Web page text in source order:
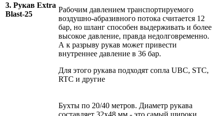
3. Рукав Extra
Blast-25
Рабочим давлением транспортируемого
воздушно-абразивного потока считается 12
бар, но шланг способен выдерживать и более
высокое давление, правда недолговременно.
А к разрыву рукав может привести
внутреннее давление в 36 бар.
Для этого рукава подходят сопла UBC, STC,
RTC и другие
Бухты по 20/40 метров. Диаметр рукава